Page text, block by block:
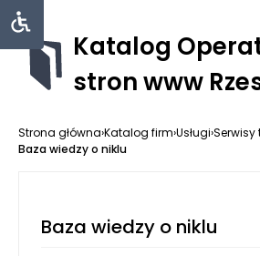
Katalog
stron www
Strona główna›Katalog firm›Usługi›
Baza wiedzy o niklu
Baza wiedzy o niklu